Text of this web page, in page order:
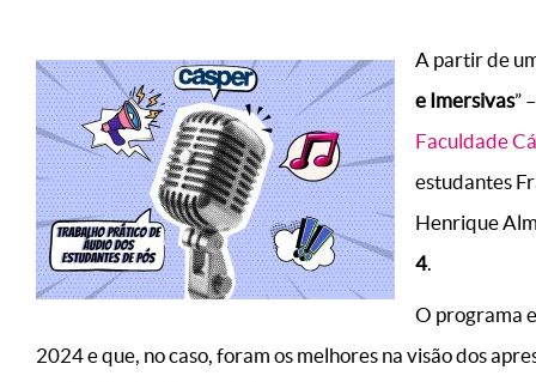
A partir de
e Imersivas”
Faculdade
estudantes
Henrique
4.
O programa
2024 e que, no caso, foram os melhores na visão dos